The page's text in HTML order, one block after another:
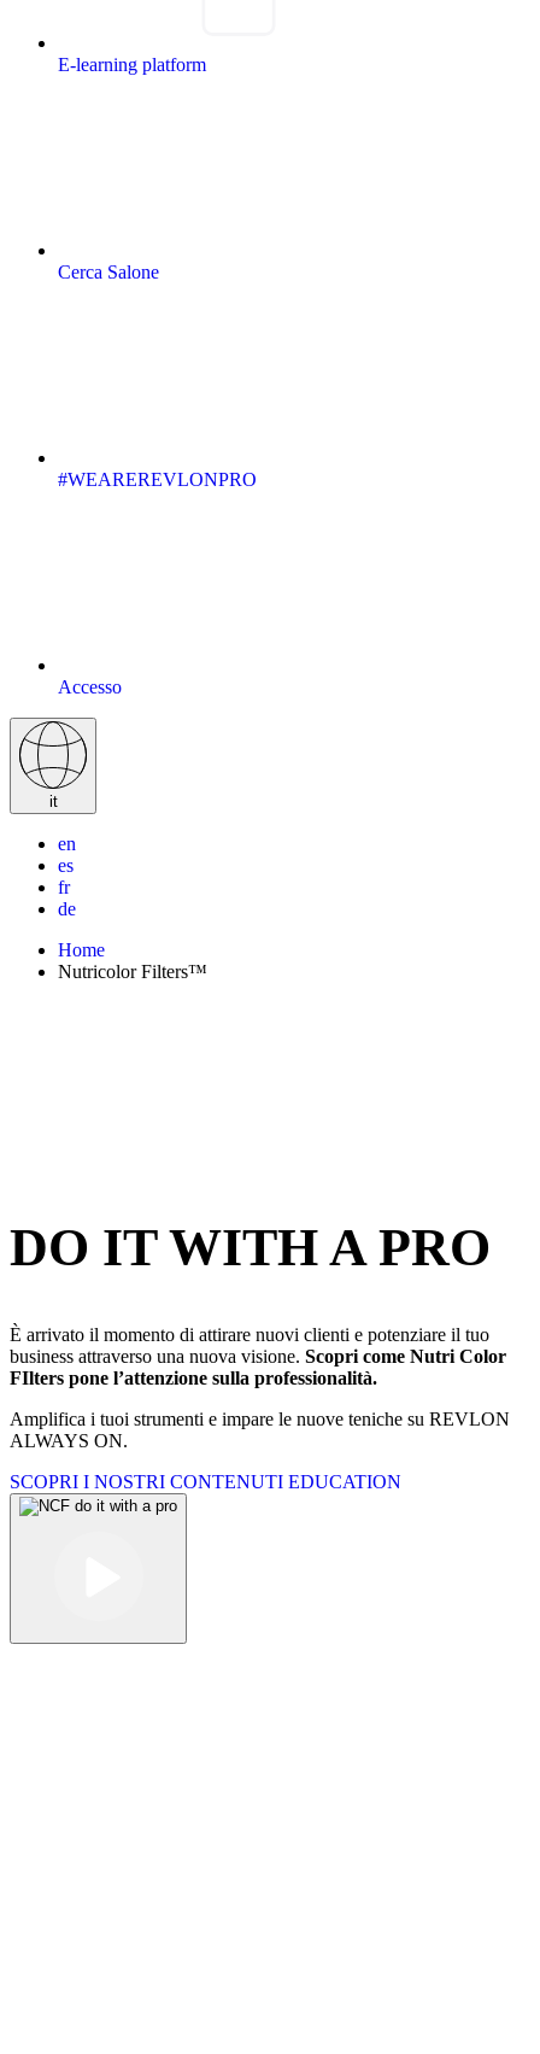
E-learning platform
Cerca Salone
#WEAREREVLONPRO
Accesso
it
en
es
fr
de
Home
Nutricolor Filters™
DO IT WITH A PRO
È arrivato il momento di attirare nuovi clienti e potenziare il tuo
business attraverso una nuova visione. Scopri come Nutri Color
FIlters pone l’attenzione sulla professionalità.
Amplifica i tuoi strumenti e impare le nuove teniche su REVLON
ALWAYS ON.
SCOPRI I NOSTRI CONTENUTI EDUCATION